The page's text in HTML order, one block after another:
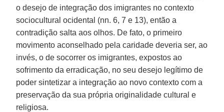
o desejo de integração dos imigrantes no contexto
sociocultural ocidental (nn. 6, 7 e 13), então a
contradição salta aos olhos. De fato, o primeiro
movimento aconselhado pela caridade deveria ser, ao
invés, o de socorrer os imigrantes, expostos ao
sofrimento da erradicação, no seu desejo legítimo de
poder sintetizar a integração ao novo contexto com a
preservação da sua própria originalidade cultural e
religiosa.